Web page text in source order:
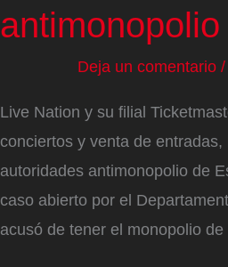
antimonopolio
Deja un comentario /
Live Nation y su filial
conciertos y venta de
autoridades antimonopolio de
caso abierto por el
acusó de tener el monopolio